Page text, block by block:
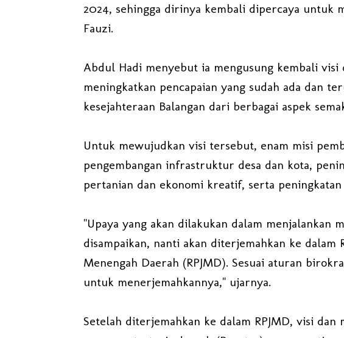
2024, sehingga dirinya kembali dipercaya untuk
Fauzi.
Abdul Hadi menyebut ia mengusung kembali
meningkatkan pencapaian yang sudah ada dan
kesejahteraan Balangan dari berbagai aspek
Untuk mewujudkan visi tersebut, enam misi
pengembangan infrastruktur desa dan kota,
pertanian dan ekonomi kreatif, serta
"Upaya yang akan dilakukan dalam menjalankan
disampaikan, nanti akan diterjemahkan ke dalam
Menengah Daerah (RPJMD). Sesuai aturan
untuk menerjemahkannya," ujarnya.
Setelah diterjemahkan ke dalam RPJMD, visi